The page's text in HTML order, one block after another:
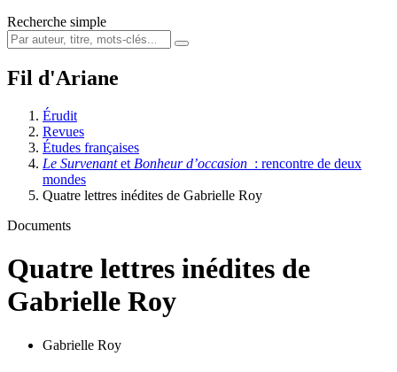
Recherche simple
Fil d'Ariane
Érudit
Revues
Études françaises
Le Survenantet Bonheur d’occasion : rencontre de deux
mondes
Quatre lettres inédites de Gabrielle Roy
Documents
Quatre lettres inédites de
Gabrielle Roy
Gabrielle Roy